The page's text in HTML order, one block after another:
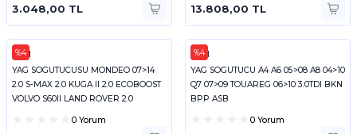
3.048,00 TL 13.808,00 TL
%4
FEBI
YAG SOGUTUCUSU MONDEO 07>14
2.0 S-MAX 2.0 KUGA II 2.0 ECOBOOST
VOLVO S60II LAND ROVER 2.0
0 Yorum
%4
FEBI
YAG SOGUTUCU A4 A6 05>08 A8 04>10
Q7 07>09 TOUAREG 06>10 3.0TDI BKN
BPP ASB
0 Yorum